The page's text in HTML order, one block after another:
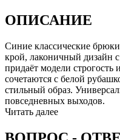
ОПИСАНИЕ
Синие классические
крой, лаконичный дизайн
придаёт модели строгость
сочетаются с белой
стильный образ.
повседневных выходов.
Читать далее